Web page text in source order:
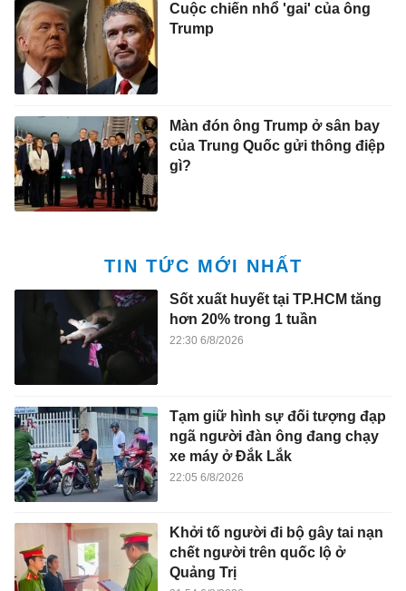
Cuộc chiến nhổ 'gai' của ông
Trump
Màn đón ông Trump ở sân bay
của Trung Quốc gửi thông điệp
gì?
TIN TỨC MỚI NHẤT
Sốt xuất huyết tại TP.HCM tăng
hơn 20% trong 1 tuần
22:30 6/8/2026
Tạm giữ hình sự đối tượng đạp
ngã người đàn ông đang chạy
xe máy ở Đắk Lắk
22:05 6/8/2026
Khởi tố người đi bộ gây tai nạn
chết người trên quốc lộ ở
Quảng Trị